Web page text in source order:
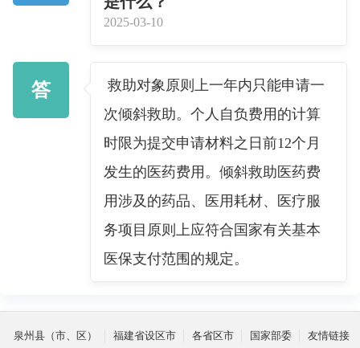
2025-03-10
答
救助对象原则上一年内只能申请一
次倾斜救助。个人自负费用的计算
时限为提交申请材料之日前12个月
发生的医药费用。倾斜救助医药费
用涉及的药品、医用耗材、医疗服
务项目原则上应符合国家有关基本
医保支付范围的规定。
泉州县（市、区） 福建省设区市 各省区市 国家部委 友情链接